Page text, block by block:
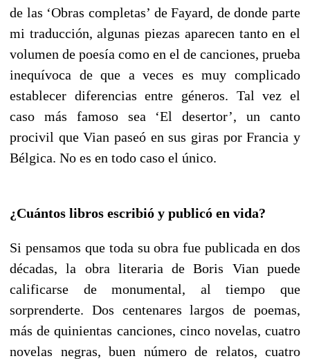
de las ‘Obras completas’ de Fayard, de donde parte
mi traducción, algunas piezas aparecen tanto en el
volumen de poesía como en el de canciones, prueba
inequívoca de que a veces es muy complicado
establecer diferencias entre géneros. Tal vez el
caso más famoso sea ‘El desertor’, un canto
procivil que Vian paseó en sus giras por Francia y
Bélgica. No es en todo caso el único.
¿Cuántos libros escribió y publicó en vida?
Si pensamos que toda su obra fue publicada en dos
décadas, la obra literaria de Boris Vian puede
calificarse de monumental, al tiempo que
sorprenderte. Dos centenares largos de poemas,
más de quinientas canciones, cinco novelas, cuatro
novelas negras, buen número de relatos, cuatro